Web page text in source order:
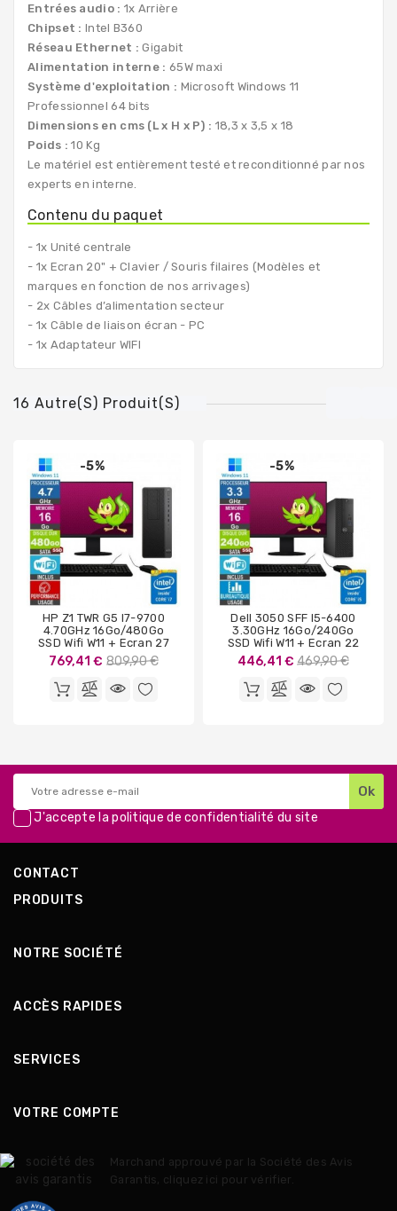
Entrées audio : 1x Arrière
Chipset : Intel B360
Réseau Ethernet :Gigabit
Alimentation interne : 65W maxi
Système d'exploitation : Microsoft Windows 11
Professionnel 64 bits
Dimensions en cms (L x H x P) : 18,3 x 3,5 x 18
Poids :10 Kg
Le matériel est entièrement testé et reconditionné par nos
experts en interne.
Contenu du paquet
- 1x Unité centrale
- 1x Ecran 20" + Clavier / Souris filaires (Modèles et
marques en fonction de nos arrivages)
- 2x Câbles d’alimentation secteur
- 1x Câble de liaison écran - PC
- 1x Adaptateur WIFI
16 Autre(s) Produit(s)
-5%
HP Z1 TWR G5 I7-9700
4.70GHz 16Go/480Go
SSD Wifi W11 + Ecran 27
769,41 € Prix
base
809,90 €
-5%
Dell 3050 SFF I5-6400
3.30GHz 16Go/240Go
SSD Wifi W11 + Ecran 22
446,41 € Prix
base
469,90 €
J'accepte lapolitique de confidentialité du site
CONTACT
PRODUITS
NOTRE SOCIÉTÉ
ACCÈS RAPIDES
SERVICES
VOTRE COMPTE
Marchand approuvé par la Société des Avis
Garantis, cliquez ici pour vérifier.